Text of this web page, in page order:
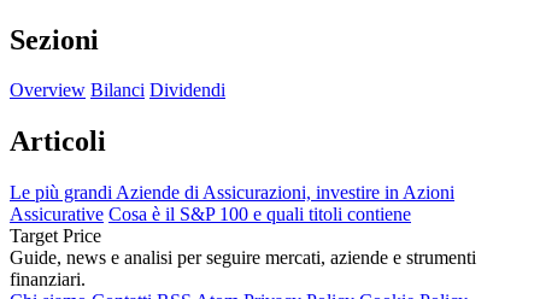
Sezioni
Overview Bilanci Dividendi
Articoli
Le più grandi Aziende di Assicurazioni, investire in Azioni
Assicurative Cosa è il S&P 100 e quali titoli contiene
Target Price
Guide, news e analisi per seguire mercati, aziende e strumenti
finanziari.